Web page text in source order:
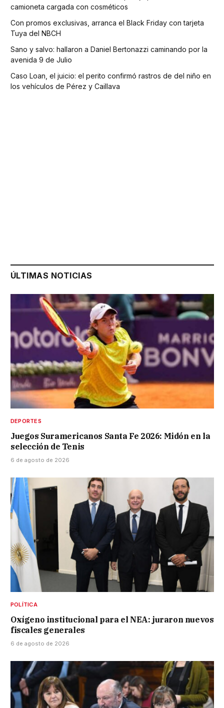
camioneta cargada con cosméticos
Con promos exclusivas, arranca el Black Friday con tarjeta
Tuya del NBCH
Sano y salvo: hallaron a Daniel Bertonazzi caminando por la
avenida 9 de Julio
Caso Loan, el juicio: el perito confirmó rastros de del niño en
los vehículos de Pérez y Caillava
ÚLTIMAS NOTICIAS
DEPORTES
Juegos Suramericanos Santa Fe 2026: Midón en la
selección de Tenis
6 de agosto de 2026
POLÍTICA
Oxígeno institucional para el NEA: juraron nuevos
fiscales generales
6 de agosto de 2026